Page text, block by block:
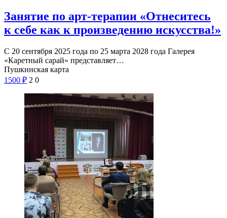
Занятие по арт-терапии «Отнеситесь
к себе как к произведению искусства!»
С 20 сентября 2025 года по 25 марта 2028 года Галерея
«Каретный сарай» представляет…
Пушкинская карта
1500 ₽ 2 0